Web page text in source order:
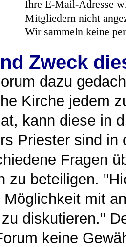
Ihre E-Mail-Adresse
Mitgliedern nicht
Wir sammeln keine
Zweck
dazu
Kirche jedem
kann diese in
Priester sind in
Fragen
zu beteiligen.
mit
diskutieren."
keine